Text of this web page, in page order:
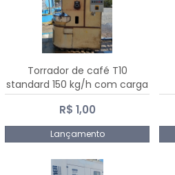
Torrador de café T10
standard 150 kg/h com carga
de 10 kg
R$ 1,00
Lançamento